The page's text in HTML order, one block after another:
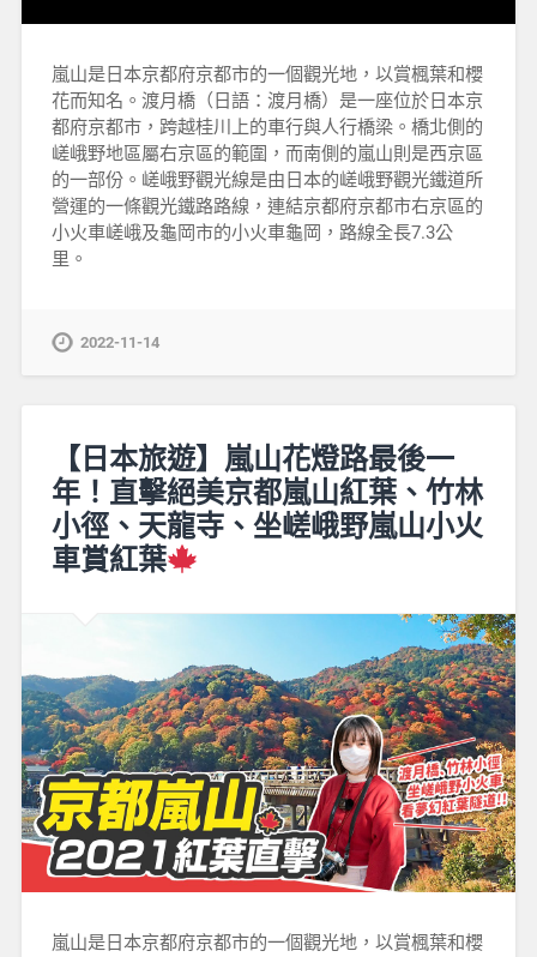
嵐山是日本京都府京都市的一個觀光地，以賞楓葉和櫻
花而知名。渡月橋（日語：渡月橋）是一座位於日本京
都府京都市，跨越桂川上的車行與人行橋梁。橋北側的
嵯峨野地區屬右京區的範圍，而南側的嵐山則是西京區
的一部份。嵯峨野觀光線是由日本的嵯峨野觀光鐵道所
營運的一條觀光鐵路路線，連結京都府京都市右京區的
小火車嵯峨及龜岡市的小火車龜岡，路線全長7.3公
里。
2022-11-14
【日本旅遊】嵐山花燈路最後一
年！直擊絕美京都嵐山紅葉、竹林
小徑、天龍寺、坐嵯峨野嵐山小火
車賞紅葉
嵐山是日本京都府京都市的一個觀光地，以賞楓葉和櫻